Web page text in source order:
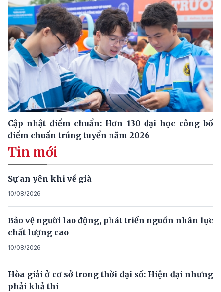
Cập nhật điểm chuẩn: Hơn 130 đại học công bố
điểm chuẩn trúng tuyển năm 2026
Tin mới
Sự an yên khi về già
10/08/2026
Bảo vệ người lao động, phát triển nguồn nhân lực
chất lượng cao
10/08/2026
Hòa giải ở cơ sở trong thời đại số: Hiện đại nhưng
phải khả thi